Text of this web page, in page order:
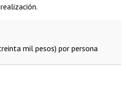
mil pesos) por persona